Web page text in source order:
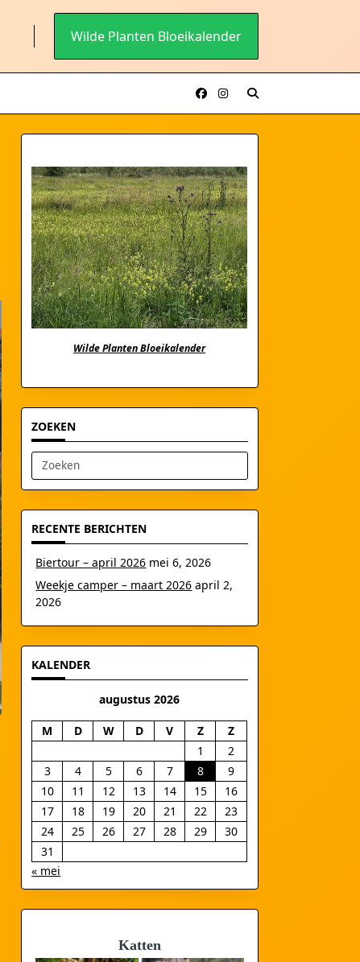
Wilde Planten Bloeikalender
Wilde Planten Bloeikalender
ZOEKEN
Zoek
naar:
RECENTE BERICHTEN
Biertour – april 2026 mei 6, 2026
Weekje camper – maart 2026 april 2,
2026
KALENDER
augustus 2026
M D W D V Z
Z
1
2
3
4 5 6 7 8
9
10
11 12 13 14 15
16
17
18 19 20 21 22
23
24
25 26 27 28 29
30
31
« mei
Katten